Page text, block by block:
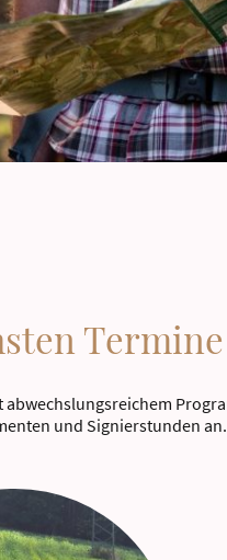
Termine
und Signierstunden an.